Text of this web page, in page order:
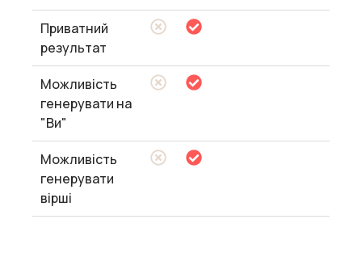
Приватний
результат
Можливість
генерувати на
"Ви"
Можливість
генерувати
вірші